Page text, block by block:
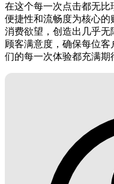
在这个每一次点击都无比
便捷性和流畅度为核心
消费欲望，创造出几乎
顾客满意度，确保每位
们的每一次体验都充满期